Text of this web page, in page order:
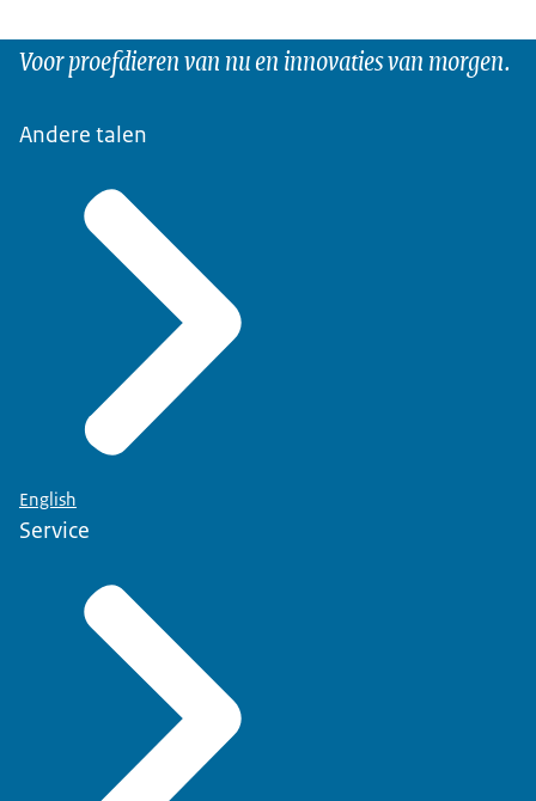
Voor proefdieren van nu en innovaties van morgen.
Andere talen
English
Service